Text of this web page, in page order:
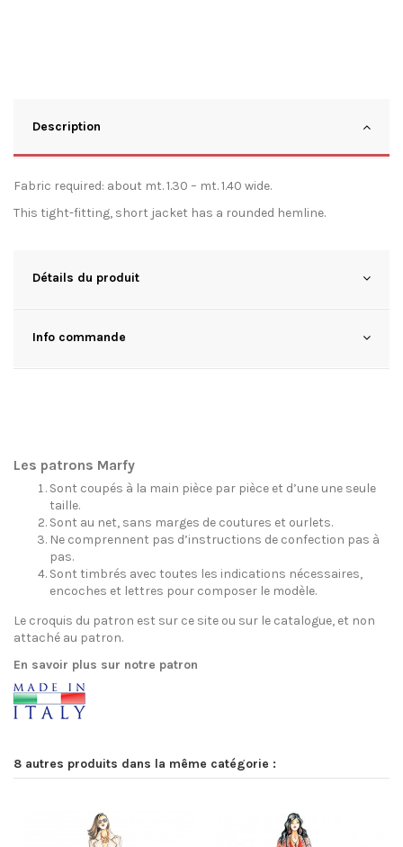
Description
Fabric required: about mt. 1.30 – mt. 1.40 wide.
This tight-fitting, short jacket has a rounded hemline.
Détails du produit
Info commande
Les patrons Marfy
Sont coupés à la main pièce par pièce et d’une une seule
taille.
Sont au net, sans marges de coutures et ourlets.
Ne comprennent pas d’instructions de confection pas à
pas.
Sont timbrés avec toutes les indications nécessaires,
encoches et lettres pour composer le modèle.
Le croquis du patron est sur ce site ou sur le catalogue, et non
attaché au patron.
En savoir plus sur notre patron
8 autres produits dans la même catégorie :